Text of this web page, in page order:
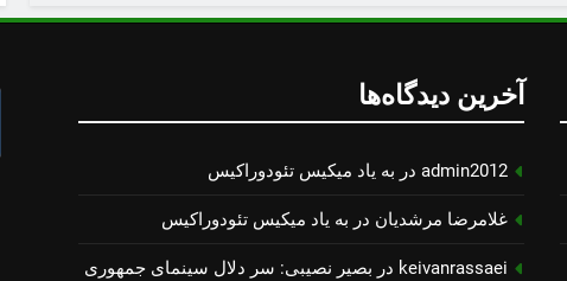
آخرین دیدگاه‌ها
admin2012 در به یاد میكیس تئودوراكیس
غلامرضا مرشدیان در به یاد میكیس تئودوراكیس
keivanrassaei در بصیر نصیبی: سر دلال سینمای جمهوری